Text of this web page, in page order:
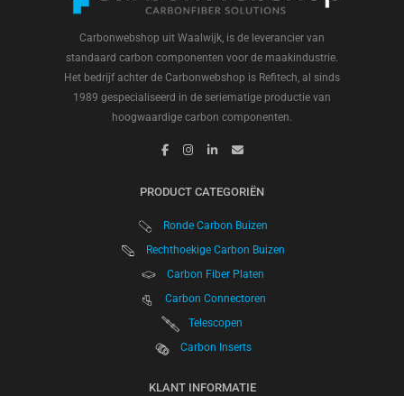
Carbonwebshop uit Waalwijk, is de leverancier van
standaard carbon componenten voor de maakindustrie.
Het bedrijf achter de Carbonwebshop is Refitech, al sinds
1989 gespecialiseerd in de seriematige productie van
hoogwaardige carbon componenten.
PRODUCT CATEGORIËN
Ronde Carbon Buizen
Rechthoekige Carbon Buizen
Carbon Fiber Platen
Carbon Connectoren
Telescopen
Carbon Inserts
KLANT INFORMATIE